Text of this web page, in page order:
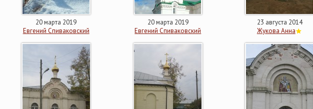
20 марта 2019
Евгений Спиваковский
20 марта 2019
Евгений Спиваковский
23 августа 2014
Жукова Анна